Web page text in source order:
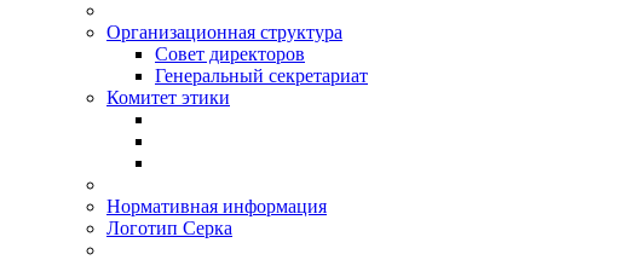
Организационная структура
Совет директоров
Генеральный секретариат
Комитет этики
Нормативная информация
Логотип Серка